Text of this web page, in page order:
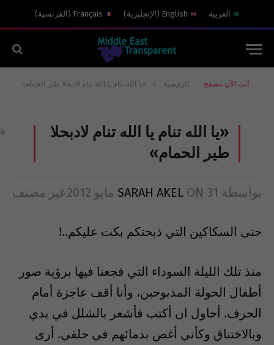
العربية English
( الإنجليزية)
Français
( الفرنسية)
أنت الآن تتصفح: الرئيسية » «يا الله تنام يا الله تنام لادبحلا طير الحمام»
«يا الله تنام يا الله تنام لادبحلا
طير الحمام»
بواسطة SARAH AKEL ON 31 مايو 2012 غير مصنف
حتى السكاكين التي ذبحتكم بكت عليكم..!
منذ تلك الليلة السوداء التي فجعنا فيها برؤية صور
أطفال الحولة المذبوحين، وأنا أقف عاجزة أمام
الحرف. أحاول ان أكتب فأشعر بالشلل في يدي
وبالاختناق وكأني أغص بدمائهم في حلقي. أرى